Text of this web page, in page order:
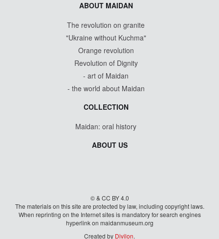
ABOUT MAIDAN
The revolution on granite
"Ukraine without Kuchma"
Orange revolution
Revolution of Dignity
- art of Maidan
- the world about Maidan
COLLECTION
Maidan: oral history
ABOUT US
© & CC BY 4.0
The materials on this site are protected by law, including copyright laws.
When reprinting on the Internet sites is mandatory for search engines
hyperlink on maidanmuseum.org
Created by Divilon.